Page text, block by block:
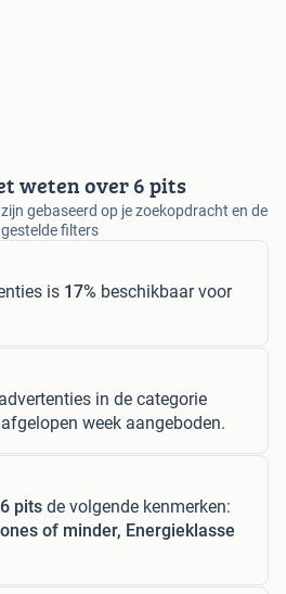
weten over 6 pits
gebaseerd op je zoekopdracht en de
filters
is 17% beschikbaar voor
advertenties in de categorie
week aangeboden.
6 pits de volgende kenmerken:
of minder, Energieklasse